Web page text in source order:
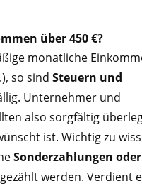
über 450 €?
monatliche
so sind Steuern und
Unternehmer und
also sorgfältig
ist. Wichtig zu
Sonderzahlungen
werden. Verdient